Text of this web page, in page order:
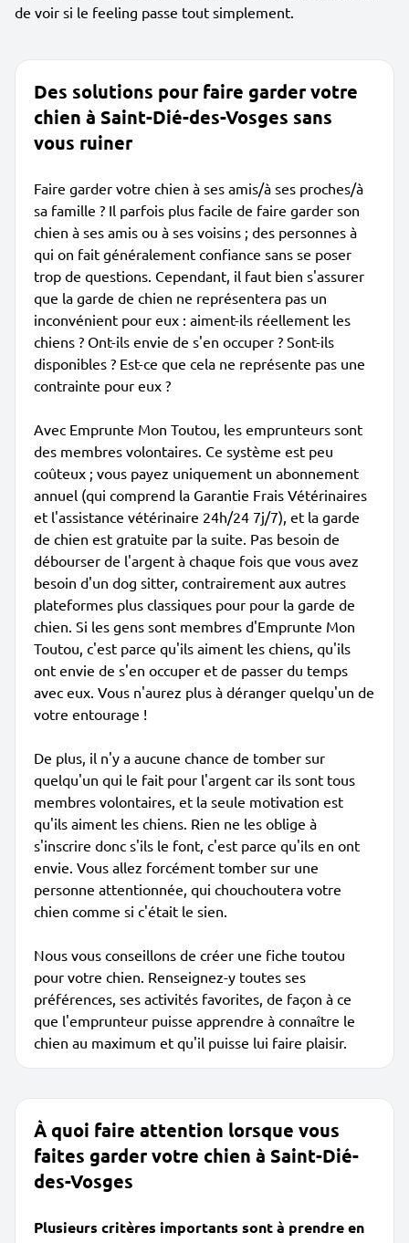
de voir si le feeling passe tout simplement.
Des solutions pour faire garder votre
chien à Saint-Dié-des-Vosges sans
vous ruiner
Faire garder votre chien à ses amis/à ses proches/à
sa famille ? Il parfois plus facile de faire garder son
chien à ses amis ou à ses voisins ; des personnes à
qui on fait généralement confiance sans se poser
trop de questions. Cependant, il faut bien s'assurer
que la garde de chien ne représentera pas un
inconvénient pour eux : aiment-ils réellement les
chiens ? Ont-ils envie de s'en occuper ? Sont-ils
disponibles ? Est-ce que cela ne représente pas une
contrainte pour eux ?
Avec Emprunte Mon Toutou, les emprunteurs sont
des membres volontaires. Ce système est peu
coûteux ; vous payez uniquement un abonnement
annuel (qui comprend la Garantie Frais Vétérinaires
et l'assistance vétérinaire 24h/24 7j/7), et la garde
de chien est gratuite par la suite. Pas besoin de
débourser de l'argent à chaque fois que vous avez
besoin d'un dog sitter, contrairement aux autres
plateformes plus classiques pour pour la garde de
chien. Si les gens sont membres d'Emprunte Mon
Toutou, c'est parce qu'ils aiment les chiens, qu'ils
ont envie de s'en occuper et de passer du temps
avec eux. Vous n'aurez plus à déranger quelqu'un de
votre entourage !
De plus, il n'y a aucune chance de tomber sur
quelqu'un qui le fait pour l'argent car ils sont tous
membres volontaires, et la seule motivation est
qu'ils aiment les chiens. Rien ne les oblige à
s'inscrire donc s'ils le font, c'est parce qu'ils en ont
envie. Vous allez forcément tomber sur une
personne attentionnée, qui chouchoutera votre
chien comme si c'était le sien.
Nous vous conseillons de créer une fiche toutou
pour votre chien. Renseignez-y toutes ses
préférences, ses activités favorites, de façon à ce
que l'emprunteur puisse apprendre à connaître le
chien au maximum et qu'il puisse lui faire plaisir.
À quoi faire attention lorsque vous
faites garder votre chien à Saint-Dié-
des-Vosges
Plusieurs critères importants sont à prendre en